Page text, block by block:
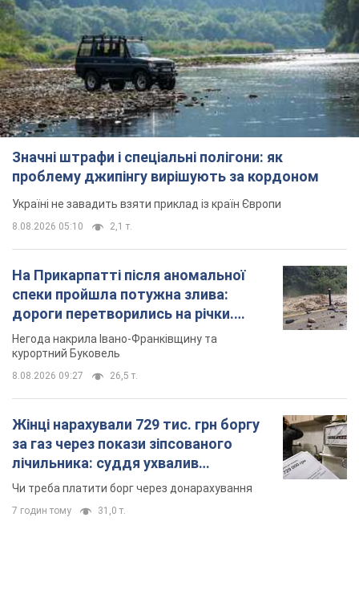
Значні штрафи і спеціальні полігони: як
проблему джипінгу вирішують за кордоном
Україні не завадить взяти приклад із країн Європи
8.08.2026 05:10 2,1 т.
На Прикарпатті після аномальної
спеки пройшла потужна злива:
дороги перетворились на річки.
Відео
Негода накрила Івано-Франківщину та
курортний Буковель
8.08.2026 09:27 26,5 т.
Жінці нарахували 729 тис. грн боргу
за газ через покази зіпсованого
лічильника: суддя ухвалив
неочікуване рішення
Чи треба платити борг через донарахування
7 годин тому 31,0 т.